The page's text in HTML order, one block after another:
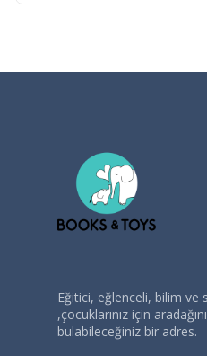
Eğitici, eğlenceli, bilim ve
,çocuklarınız için
bulabileceğiniz bir adres.